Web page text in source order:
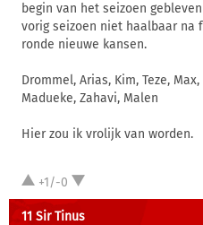
begin van het seizoen
vorig seizoen niet haalbaar na
ronde nieuwe kansen.
Drommel, Arias, Kim, Teze,
Madueke, Zahavi, Malen
Hier zou ik vrolijk van worden.
+1/-0
11 Sir Tinus